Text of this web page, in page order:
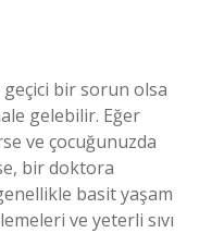
geçici bir sorun olsa
gelebilir. Eğer
ve çocuğunuzda
bir doktora
basit yaşam
ve yeterli sıvı